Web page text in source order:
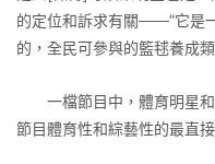
的定位和訴求有關——“它是
的，全民可參與的籃毬養成類
一檔節目中，體育明星和
節目體育性和綜藝性的最直接